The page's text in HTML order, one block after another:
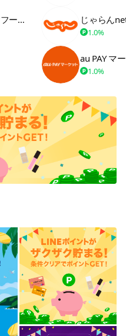
Yahoo!ショッピング(ヤフーショッピング) じゃらん
1.0%
au PAY マ
1.0%